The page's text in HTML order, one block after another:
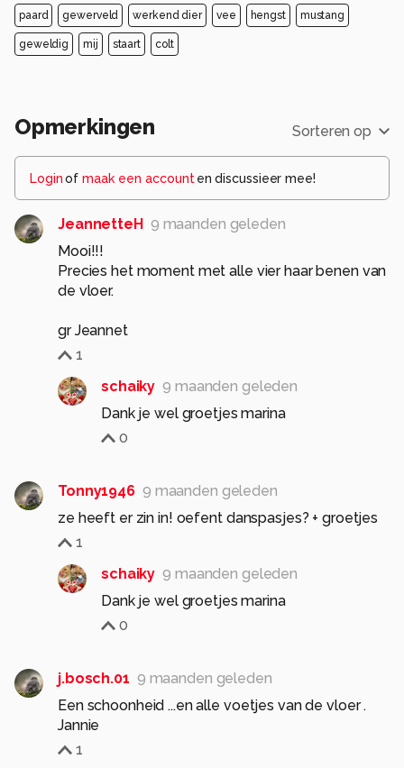
paard gewerveld werkend dier vee hengst mustang
geweldig mij staart colt
Opmerkingen Sorteren op
Loginof maak een account en discussieer mee!
JeannetteH 9 maanden geleden
Mooi!!!
Precies het moment met alle vier haar benen van
de vloer.
gr Jeannet
1
schaiky 9 maanden geleden
Dank je wel groetjes marina
0
Tonny1946 9 maanden geleden
ze heeft er zin in! oefent danspasjes? + groetjes
1
schaiky 9 maanden geleden
Dank je wel groetjes marina
0
j.bosch.01 9 maanden geleden
Een schoonheid ...en alle voetjes van de vloer .
Jannie
1